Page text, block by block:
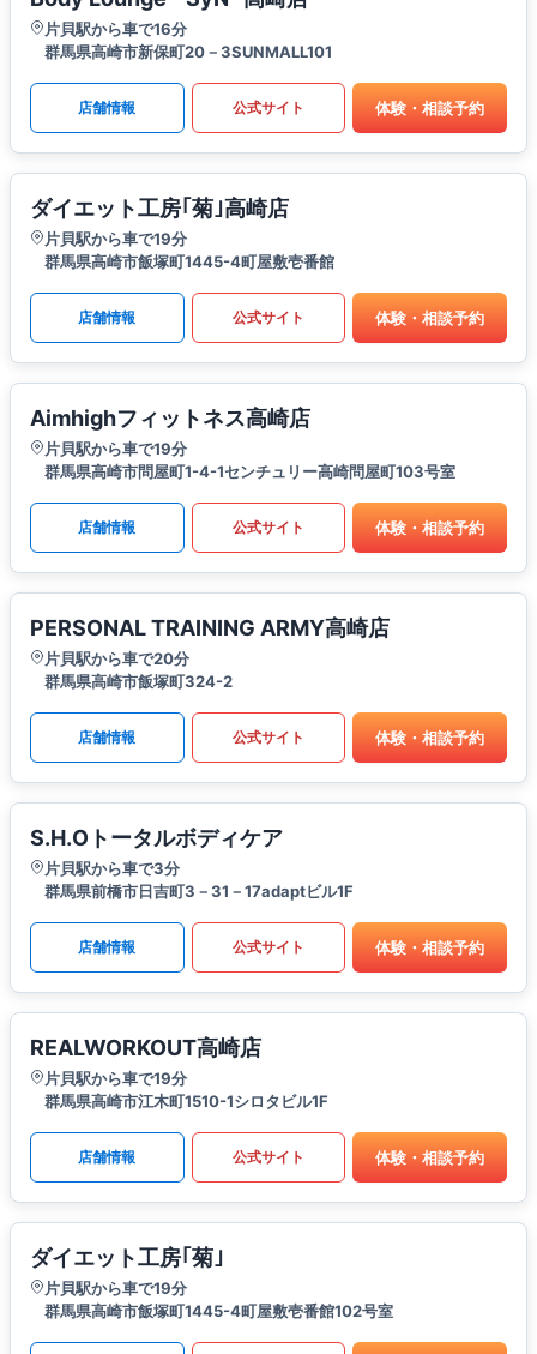
片貝駅から車で16分
群馬県高崎市新保町20－3SUNMALL101
店舗情報 公式サイト 体験・相談予約
ダイエット工房｢菊｣高崎店
片貝駅から車で19分
群馬県高崎市飯塚町1445-4町屋敷壱番館
店舗情報 公式サイト 体験・相談予約
Aimhighフィットネス高崎店
片貝駅から車で19分
群馬県高崎市問屋町1-4-1センチュリー高崎問屋町103号室
店舗情報 公式サイト 体験・相談予約
PERSONAL TRAINING ARMY高崎店
片貝駅から車で20分
群馬県高崎市飯塚町324-2
店舗情報 公式サイト 体験・相談予約
S.H.Oトータルボディケア
片貝駅から車で3分
群馬県前橋市日吉町3－31－17adaptビル1F
店舗情報 公式サイト 体験・相談予約
REALWORKOUT高崎店
片貝駅から車で19分
群馬県高崎市江木町1510-1シロタビル1F
店舗情報 公式サイト 体験・相談予約
ダイエット工房｢菊｣
片貝駅から車で19分
群馬県高崎市飯塚町1445-4町屋敷壱番館102号室